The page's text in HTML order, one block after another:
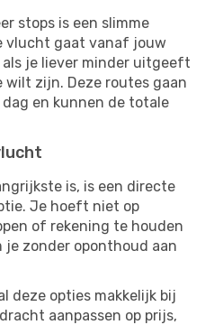
stops is een slimme
vlucht gaat vanaf jouw
als je liever minder uitgeeft
wilt zijn. Deze routes gaan
en kunnen de totale
is, is een directe
Je hoeft niet op
of rekening te houden
zonder oponthoud aan
deze opties makkelijk bij
aanpassen op prijs,